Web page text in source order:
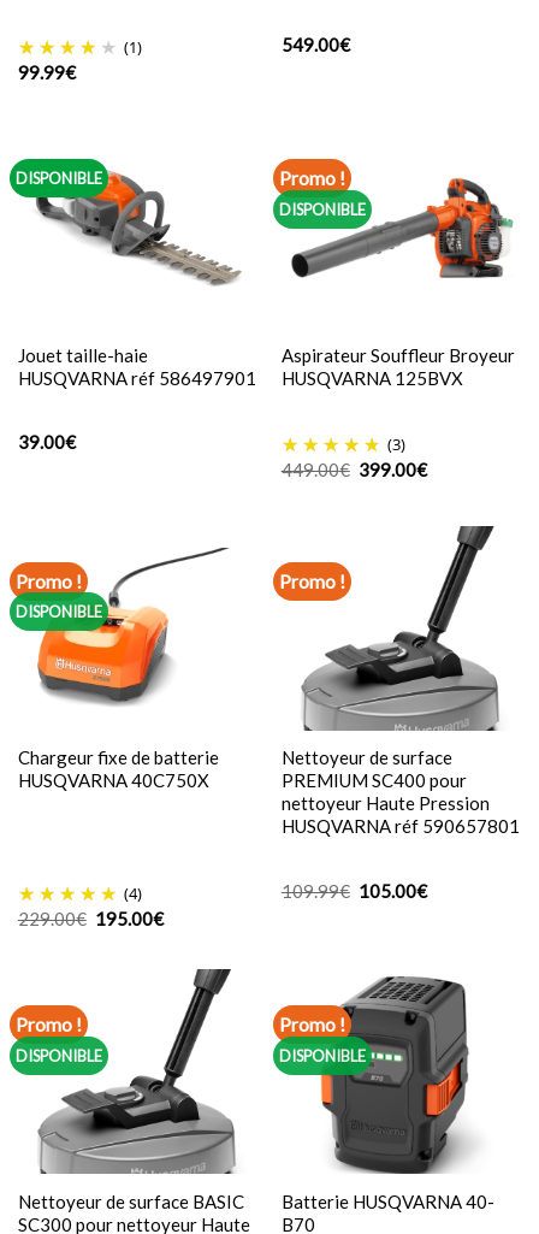
(1)
99.99€
549.00€
DISPONIBLE
Jouet taille-haie
HUSQVARNA réf 586497901
39.00€
Promo !
DISPONIBLE
Aspirateur Souffleur Broyeur
HUSQVARNA 125BVX
(3)
449.00€ Le
prix
399.00€Le
prix
399.00€.
Promo !
DISPONIBLE
Chargeur fixe de batterie
HUSQVARNA 40C750X
(4)
229.00€ Le
prix
195.00€Le
prix
195.00€.
Promo !
Nettoyeur de surface
PREMIUM SC400 pour
nettoyeur Haute Pression
HUSQVARNA réf 590657801
109.99€ Le
prix
105.00€Le
prix
Promo !
DISPONIBLE
Nettoyeur de surface BASIC
SC300 pour nettoyeur Haute
Promo !
DISPONIBLE
Batterie HUSQVARNA 40-
B70